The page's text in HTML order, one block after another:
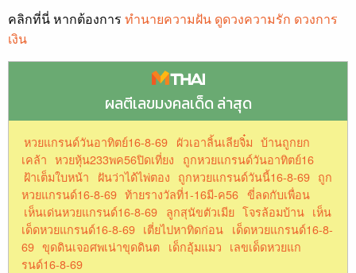
คลิกที่นี่ หากต้องการ ทำนายความฝัน ดูดวงความรัก ดวงการ
เงิน
ผลตีเลขมงคลเด็ด ล่าสุด
หวยแกรนด์วันอาทิตย์16-8-69 ผัวเอาลิ้นเลียจิ๋ม บ้านถูกยก
เคล้า หวยหุ้น233พค56ปิดเที่ยง
ถูกหวยแกรนด์วันอาทิตย์16
ฝ้าเต็มใบหน้า
ฝันว่าได้ไพ่ตอง ถูกหวยแกรนด์วันนี้16-8-69 ถูก
หวยแกรนด์16-8-69 ท้ายรางวัลที่1-16มี-ค56 ขี่ลดกับเพื่อน
เห็นเด่นหวยแกรนด์16-8-69 ลูกสุนัขตัวเมีย โจรล้อมบ้าน เห็น
เด็ดหวยแกรนด์16-8-69 เตี่ยไปหาทิดก่อน เด็ดหวยแกรนด์16-8-
69 ขุดดินเจอศพเน่าขุดดินต เด็กอุ้มแมว เลขเด็ดหวยแก
รนด์16-8-69